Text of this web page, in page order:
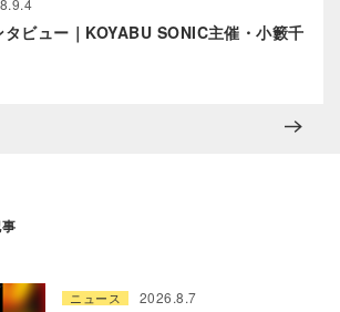
ビュー｜KOYABU SONIC主催・小籔千
ニュース 2026.8.7